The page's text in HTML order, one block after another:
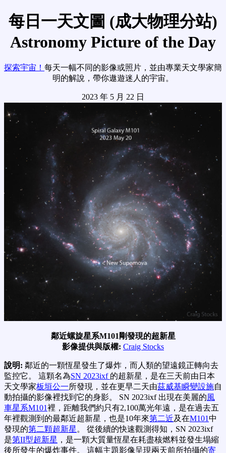
每日一天文圖 (成大物理分站)
Astronomy Picture of the Day
探索宇宙！ 每天一幅不同的影像或照片，並由專業天文學家簡
明的解說，帶你遨遊迷人的宇宙。
2023 年 5 月 22 日
鄰近螺旋星系M101剛發現的超新星
影像提供與版權: Craig Stocks
說明: 鄰近的一顆恆星發生了爆炸，而人類的望遠鏡正轉向去
監控它。 這顆名為SN 2023ixf 的超新星，是在三天前由日本
天文學家板垣公一所發現，並在更早二天由茲威基瞬變設施自
動拍攝的影像裡找到它的身影。 SN 2023ixf 出現在美麗的風
車星系M101裡，距離我們約只有2,100萬光年遠，是在過去五
年裡觀測到的最鄰近超新星，也是10年來第二近及在M101中
發現的第二顆超新星 。 從後續的快速觀測得知，SN 2023ixf
是第II型超新星 ，是一顆大質量恆星在耗盡核燃料並發生塌縮
後所發生的爆炸事件。 這幅主題影像呈現兩天前所拍攝的寄